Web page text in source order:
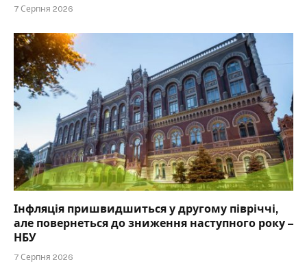
7 Серпня 2026
Інфляція пришвидшиться у другому півріччі,
але повернеться до зниження наступного року –
НБУ
7 Серпня 2026